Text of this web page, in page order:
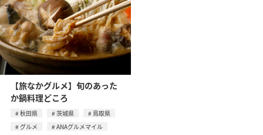
【旅なかグルメ】旬のあった
か鍋料理どころ
秋田県 茨城県
鳥取県
グルメ
ANAグルメマイル